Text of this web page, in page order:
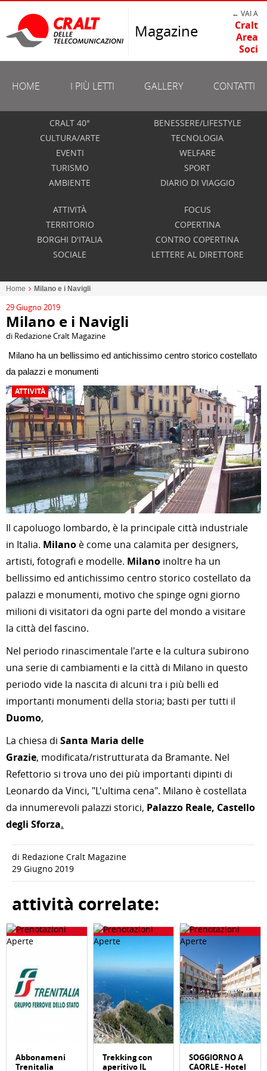
Magazine
← VAI A
Cralt
Area
Soci
HOME I PIÙ LETTI GALLERY CONTATTI
CRALT 40°
CULTURA/ARTE
EVENTI
TURISMO
AMBIENTE
BENESSERE/LIFESTYLE
TECNOLOGIA
WELFARE
SPORT
DIARIO DI VIAGGIO
ATTIVITÀ
TERRITORIO
BORGHI D'ITALIA
SOCIALE
FOCUS
COPERTINA
CONTRO COPERTINA
LETTERE AL DIRETTORE
Home Milano e i Navigli
29 Giugno 2019
Milano e i Navigli
di Redazione Cralt Magazine
Milano ha un bellissimo ed antichissimo centro storico costellato
da palazzi e monumenti
ATTIVITÀ
Il capoluogo lombardo, è la principale città industriale
in Italia. Milano è come una calamita per designers,
artisti, fotografi e modelle. Milano inoltre ha un
bellissimo ed antichissimo centro storico costellato da
palazzi e monumenti, motivo che spinge ogni giorno
milioni di visitatori da ogni parte del mondo a visitare
la città del fascino.
Nel periodo rinascimentale l'arte e la cultura subirono
una serie di cambiamenti e la città di Milano in questo
periodo vide la nascita di alcuni tra i più belli ed
importanti monumenti della storia; basti per tutti il
Duomo,
La chiesa di Santa Maria delle
Grazie, modificata/ristrutturata da Bramante. Nel
Refettorio si trova uno dei più importanti dipinti di
Leonardo da Vinci, "L'ultima cena". Milano è costellata
da innumerevoli palazzi storici, Palazzo Reale, Castello
degli Sforza.
di Redazione Cralt Magazine
29 Giugno 2019
attività correlate:
Abbonameni
Trenitalia
Trekking con
aperitivo IL
SOGGIORNO A
CAORLE - Hotel